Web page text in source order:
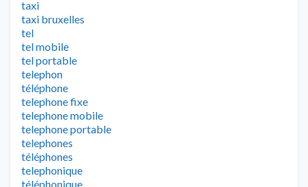
taxi
taxi bruxelles
tel
tel mobile
tel portable
telephon
téléphone
telephone fixe
telephone mobile
telephone portable
telephones
téléphones
telephonique
téléphonique